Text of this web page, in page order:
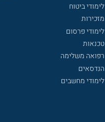
לימודי ביטוח
מזכירות
לימודי פרסום
טכנאות
רפואה משלימה
הנדסאים
לימודי מחשבים